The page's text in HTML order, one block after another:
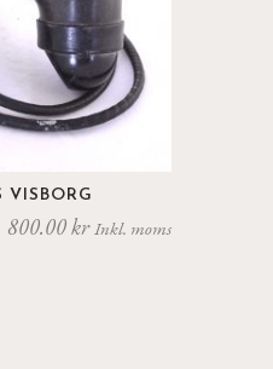
VISBORG
800.00kr Inkl. moms